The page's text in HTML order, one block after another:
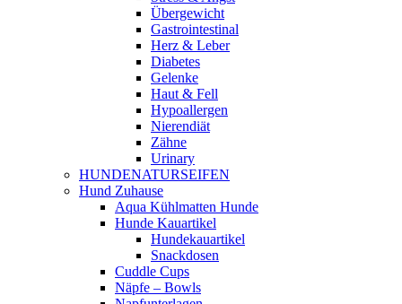
Übergewicht
Gastrointestinal
Herz & Leber
Diabetes
Gelenke
Haut & Fell
Hypoallergen
Nierendiät
Zähne
Urinary
HUNDENATURSEIFEN
Hund Zuhause
Aqua Kühlmatten Hunde
Hunde Kauartikel
Hundekauartikel
Snackdosen
Cuddle Cups
Näpfe – Bowls